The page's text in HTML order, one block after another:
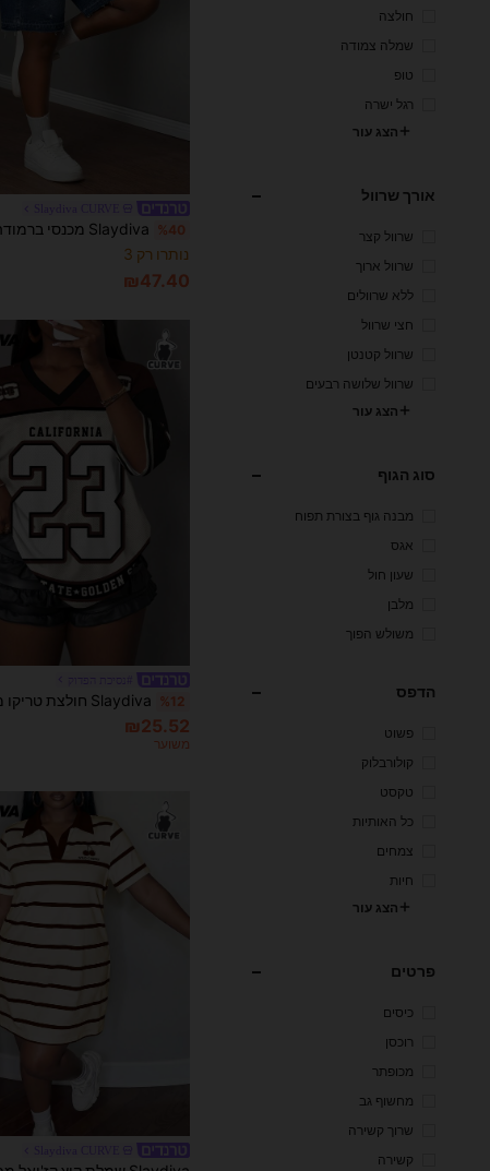
חולצה
שמלה צמודה
טופ
רגל ישרה
הצג עור
אורך שרוול
שרוול קצר
שרוול ארוך
ללא שרוולים
חצי שרוול
שרוול קטנטן
שרוול שלושה רבעים
הצג עור
סוג הגוף
מבנה גוף בצורת תפוח
אגס
שעון חול
מלבן
משולש הפוך
הדפס
פשוט
קולורבלוק
טקסט
כל האותיות
צמחים
חיות
הצג עור
פרטים
כיסים
רוכסן
מכופתר
מחשוף גב
שרוך קשירה
קשירה
%40
נותרו רק 3
₪47.40
%12
₪25.52
משוער